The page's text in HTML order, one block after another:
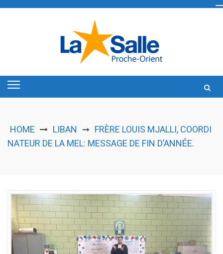
HOME LIBAN ➞ FRÈRE LOUIS MJALLI, COORDI
NATEUR DE LA MEL: MESSAGE DE FIN D’ANNÉE.